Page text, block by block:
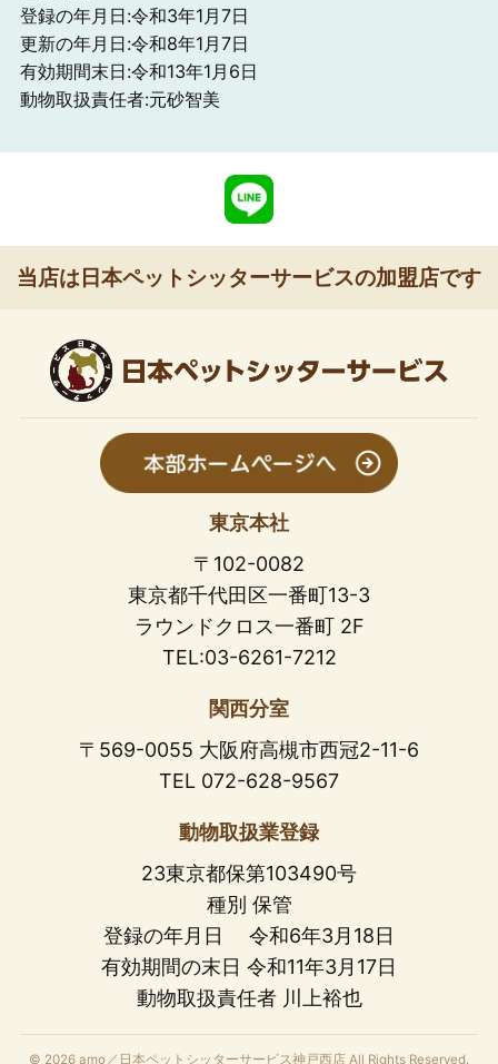
登録の年月日:令和3年1月7日
更新の年月日:令和8年1月7日
有効期間末日:令和13年1月6日
動物取扱責任者:元砂智美
当店は日本ペットシッターサービスの加盟店です
東京本社
〒102-0082
東京都千代田区一番町13-3
ラウンドクロス一番町 2F
TEL:03-6261-7212
関西分室
〒569-0055 大阪府高槻市西冠2-11-6
TEL 072-628-9567
動物取扱業登録
23東京都保第103490号
種別 保管
登録の年月日 令和6年3月18日
有効期間の末日 令和11年3月17日
動物取扱責任者 川上裕也
© 2026 amo／日本ペットシッターサービス神戸西店 All Rights Reserved.